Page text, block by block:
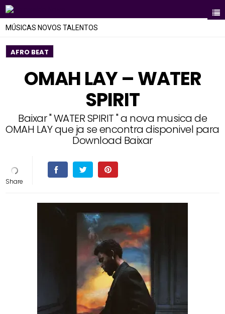
MÚSICAS NOVOS TALENTOS
AFRO BEAT
OMAH LAY – WATER
SPIRIT
Baixar " WATER SPIRIT " a nova musica de
OMAH LAY que ja se encontra disponivel para
Download Baixar